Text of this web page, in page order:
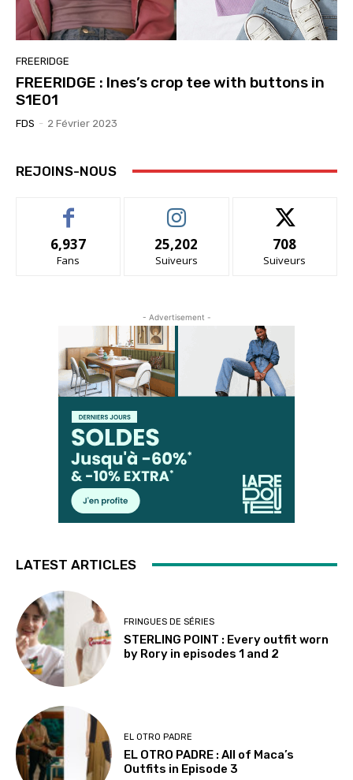
FREERIDGE
FREERIDGE : Ines’s crop tee with buttons in
S1E01
FDS - 2 Février 2023
REJOINS-NOUS
6,937
Fans
25,202
Suiveurs
708
Suiveurs
- Advertisement -
LATEST ARTICLES
FRINGUES DE SÉRIES
STERLING POINT : Every outfit worn
by Rory in episodes 1 and 2
EL OTRO PADRE
EL OTRO PADRE : All of Maca’s
Outfits in Episode 3